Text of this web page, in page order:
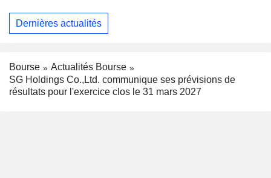
Dernières actualités
Bourse
Actualités Bourse
SG Holdings Co.,Ltd. communique ses prévisions de
résultats pour l'exercice clos le 31 mars 2027